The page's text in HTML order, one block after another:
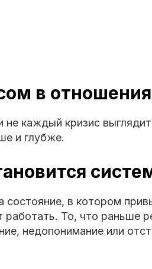
в
каждый кризис выглядит
и глубже.
состояние, в котором
работать. То, что раньше
недопонимание или